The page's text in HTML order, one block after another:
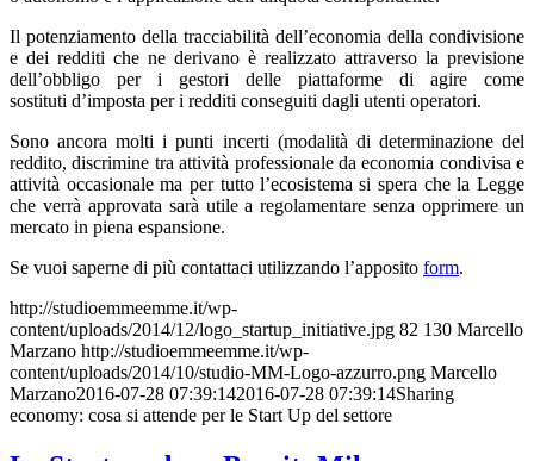
Il potenziamento della tracciabilità dell’economia della condivisione
e dei redditi che ne derivano è realizzato attraverso la previsione
dell’obbligo per i gestori delle piattaforme di agire come
sostituti d’imposta per i redditi conseguiti dagli utenti operatori.
Sono ancora molti i punti incerti (modalità di determinazione del
reddito, discrimine tra attività professionale da economia condivisa e
attività occasionale ma per tutto l’ecosistema si spera che la Legge
che verrà approvata sarà utile a regolamentare senza opprimere un
mercato in piena espansione.
Se vuoi saperne di più contattaci utilizzando l’apposito form.
http://studioemmeemme.it/wp-
content/uploads/2014/12/logo_startup_initiative.jpg 82 130 Marcello
Marzano http://studioemmeemme.it/wp-
content/uploads/2014/10/studio-MM-Logo-azzurro.png Marcello
Marzano2016-07-28 07:39:142016-07-28 07:39:14Sharing
economy: cosa si attende per le Start Up del settore